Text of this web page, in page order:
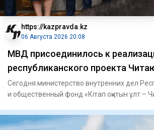
https://kazpravda.kz
06 Августа 2026 20:08
МВД присоединилось к
республиканского проекта
Сегодня министерство внутренних дел
и общественный фонд «Кітап оқитын ұлт –